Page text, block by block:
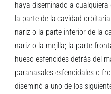
haya diseminado a
la parte de la cavidad
nariz o la parte inferior de la
nariz o la mejilla; la parte
hueso esfenoides detrás del
paranasales esfenoidales o
diseminó a uno de los